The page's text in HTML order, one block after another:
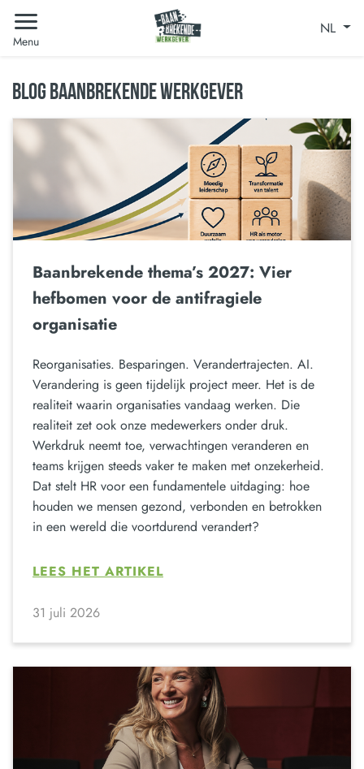
Menu
NL
BLOG BAANBREKENDE WERKGEVER
Baanbrekende thema’s 2027: Vier
hefbomen voor de antifragiele
organisatie
Reorganisaties. Besparingen. Verandertrajecten. AI.
Verandering is geen tijdelijk project meer. Het is de
realiteit waarin organisaties vandaag werken. Die
realiteit zet ook onze medewerkers onder druk.
Werkdruk neemt toe, verwachtingen veranderen en
teams krijgen steeds vaker te maken met onzekerheid.
Dat stelt HR voor een fundamentele uitdaging: hoe
houden we mensen gezond, verbonden en betrokken
in een wereld die voortdurend verandert?
LEES HET ARTIKEL
31 juli 2026